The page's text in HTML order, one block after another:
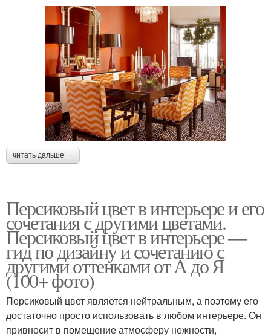
читать дальше →
Персиковый цвет в интерьере и его
сочетания с другими цветами.
Персиковый цвет в интерьере —
гид по дизайну и сочетанию с
другими оттенками от А до Я
(100+ фото)
Персиковый цвет является нейтральным, а поэтому его
достаточно просто использовать в любом интерьере. Он
привносит в помещение атмосферу нежности,